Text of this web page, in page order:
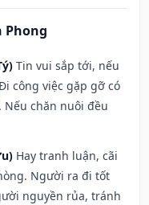
Phong
Tin vui sắp tới, nếu
công việc gặp gỡ có
chăn nuôi đều
Hay tranh luận, cãi
Người ra đi tốt
nguyền rủa, tránh